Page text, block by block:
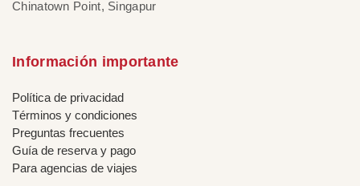
Chinatown Point, Singapur
Información importante
Política de privacidad
Términos y condiciones
Preguntas frecuentes
Guía de reserva y pago
Para agencias de viajes